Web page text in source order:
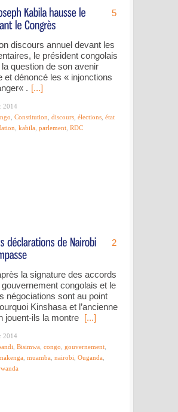
5
discours annuel devant les
le président congolais
question de son avenir
et dénoncé les « injonctions
. [...]
2014
Constitution discours élections état
kabila parlement RDC
2
la signature des accords
congolais et le
négociations sont au point
Kinshasa et l’ancienne
jouent-ils la montre [...]
2014
Bisimwa congo gouvernement
muamba nairobi Ouganda